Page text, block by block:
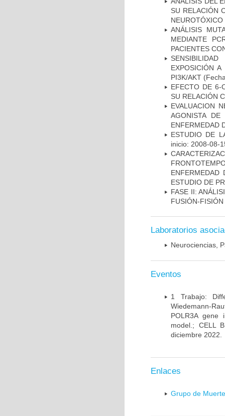
SU RELACIÓN
NEUROTÓXICO
ANÁLISIS
MEDIANTE
PACIENTES
EXPOSICIÓN
PI3K/AKT
EFECTO DE 6-
SU RELACIÓN
EVALUACION
AGONISTA
ENFERMEDAD
ESTUDIO DE
inicio: 2008-08-
ENFERMEDAD
ESTUDIO DE
FASE II:
FUSIÓN-
Laboratorios
Neurociencias,
Eventos
1 Trabajo:
Wiedemann-
POLR3A gene
model.; CELL
diciembre 2022.
Enlaces
Grupo de